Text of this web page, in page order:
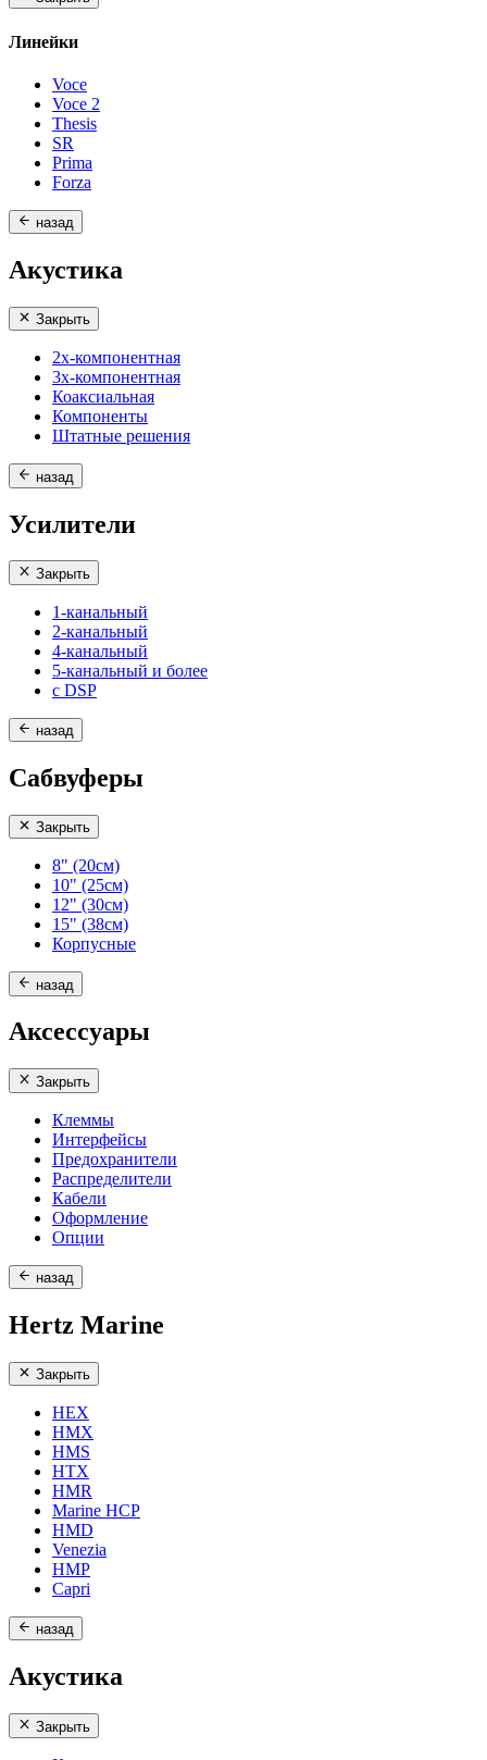
Линейки
Voce
Voce 2
Thesis
SR
Prima
Forza
назад
Акустика
Закрыть
2х-компонентная
3х-компонентная
Коаксиальная
Компоненты
Штатные решения
назад
Усилители
Закрыть
1-канальный
2-канальный
4-канальный
5-канальный и более
с DSP
назад
Сабвуферы
Закрыть
8" (20см)
10" (25см)
12" (30см)
15" (38см)
Корпусные
назад
Аксессуары
Закрыть
Клеммы
Интерфейсы
Предохранители
Распределители
Кабели
Оформление
Опции
назад
Hertz Marine
Закрыть
HEX
HMX
HMS
HTX
HMR
Marine HCP
HMD
Venezia
HMP
Capri
назад
Акустика
Закрыть